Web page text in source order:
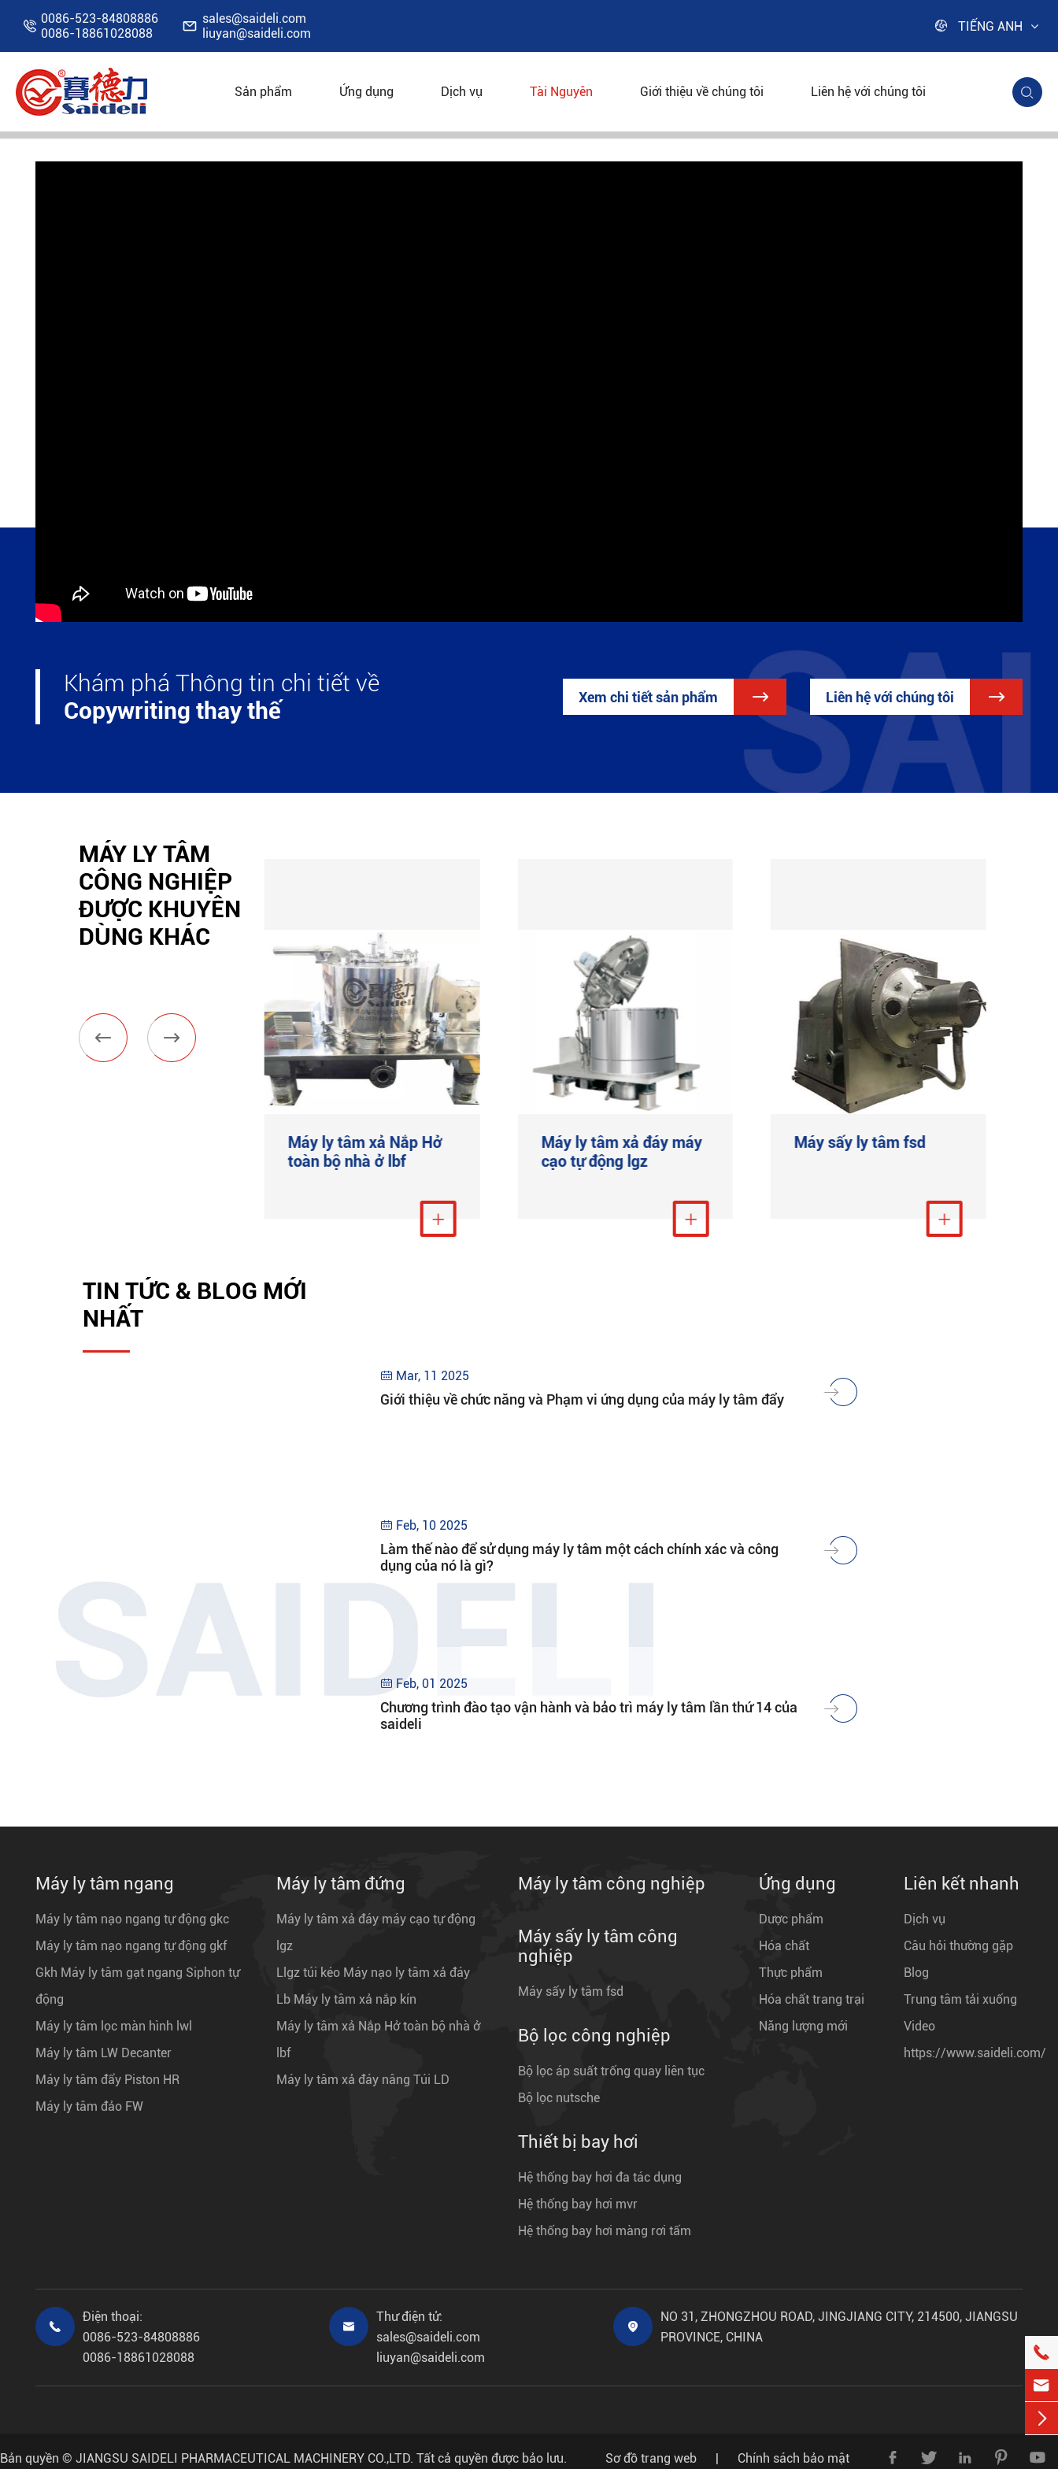
 0086-523-84808886
0086-18861028088
 sales@saideli.com
liuyan@saideli.com
 TIẾNG ANH
Sản phẩm Ứng dụng Dịch vụ Tài Nguyên Giới thiệu về chúng tôi Liên hệ với chúng tôi 
Nhà Tài Nguyên
GIAO HÀNG TỪ INDONESIA
Khám phá Thông tin chi tiết về
Copywriting thay thế
Xem chi tiết sản phẩm  Liên hệ với chúng tôi 
MÁY LY TÂM
CÔNG NGHIỆP
ĐƯỢC KHUYÊN
DÙNG KHÁC
 
Máy ly tâm xả Nắp Hở
toàn bộ nhà ở lbf
Xem thêm

Máy ly tâm xả đáy máy
cạo tự động lgz
Xem thêm

Máy sấy ly tâm fsd
Xem thêm

TIN TỨC & BLOG MỚI
NHẤT
 Mar, 11 2025
Giới thiệu về chức năng và Phạm vi ứng dụng của máy ly tâm đẩy
 Feb, 10 2025
Làm thế nào để sử dụng máy ly tâm một cách chính xác và công
dụng của nó là gì?
 Feb, 01 2025
Chương trình đào tạo vận hành và bảo trì máy ly tâm lần thứ 14 của
saideli
Máy ly tâm ngang
Máy ly tâm nạo ngang tự động gkc
Máy ly tâm nạo ngang tự động gkf
Gkh Máy ly tâm gạt ngang Siphon tự
động
Máy ly tâm lọc màn hình lwl
Máy ly tâm LW Decanter
Máy ly tâm đẩy Piston HR
Máy ly tâm đảo FW
Máy ly tâm đứng
Máy ly tâm xả đáy máy cạo tự động
lgz
Llgz túi kéo Máy nạo ly tâm xả đáy
Lb Máy ly tâm xả nắp kín
Máy ly tâm xả Nắp Hở toàn bộ nhà ở
lbf
Máy ly tâm xả đáy nâng Túi LD
Máy ly tâm công nghiệp
Máy sấy ly tâm công
nghiệp
Máy sấy ly tâm fsd
Bộ lọc công nghiệp
Bộ lọc áp suất trống quay liên tục
Bộ lọc nutsche
Thiết bị bay hơi
Hệ thống bay hơi đa tác dụng
Hệ thống bay hơi mvr
Hệ thống bay hơi màng rơi tấm
Ứng dụng
Dược phẩm
Hóa chất
Thực phẩm
Hóa chất trang trại
Năng lượng mới
Liên kết nhanh
Dịch vụ
Câu hỏi thường gặp
Blog
Trung tâm tải xuống
Video
https://www.saideli.com/

Điện thoại:
0086-523-84808886
0086-18861028088

Thư điện tử:
sales@saideli.com
liuyan@saideli.com

NO 31, ZHONGZHOU ROAD, JINGJIANG CITY, 214500, JIANGSU
PROVINCE, CHINA
Bản quyền © JIANGSU SAIDELI PHARMACEUTICAL MACHINERY CO.,LTD. Tất cả quyền được bảo lưu. Sơ đồ trang web | Chính sách bảo mật     


